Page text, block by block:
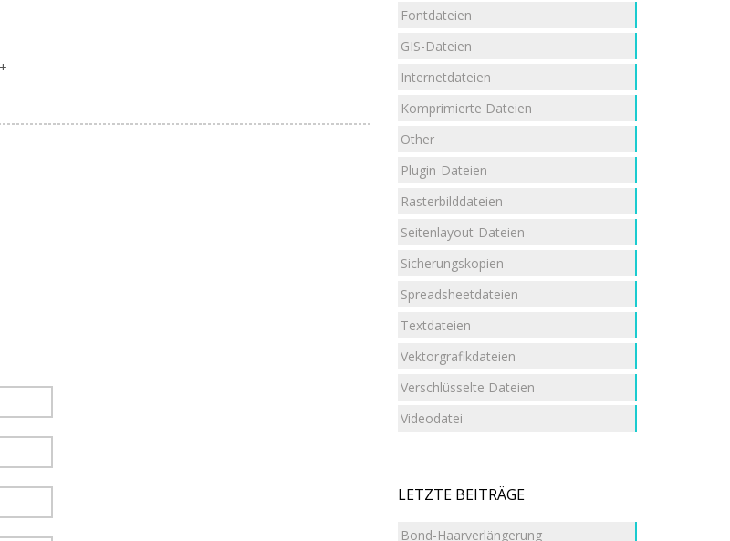
Fontdateien
GIS-Dateien
Internetdateien
Komprimierte Dateien
Other
Plugin-Dateien
Rasterbilddateien
Seitenlayout-Dateien
Sicherungskopien
Spreadsheetdateien
Textdateien
Vektorgrafikdateien
Verschlüsselte Dateien
Videodatei
LETZTE BEITRÄGE
Bond-Haarverlängerung